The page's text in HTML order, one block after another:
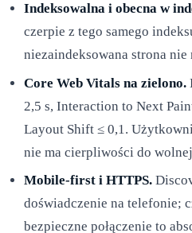
Indeksowalna i obecna w
czerpie z tego samego
niezaindeksowana strona
Core Web Vitals na zielono.
2,5 s, Interaction to Next
Layout Shift ≤ 0,1.
nie ma cierpliwości do
Mobile-first i HTTPS.
doświadczenie na telefonie;
bezpieczne połączenie to